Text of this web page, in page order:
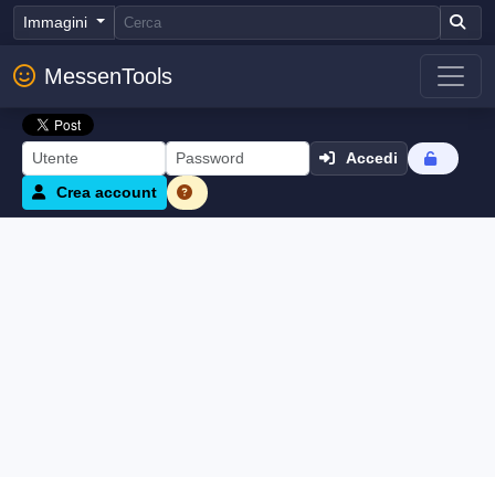
Immagini
MessenTools
Accedi
Crea account